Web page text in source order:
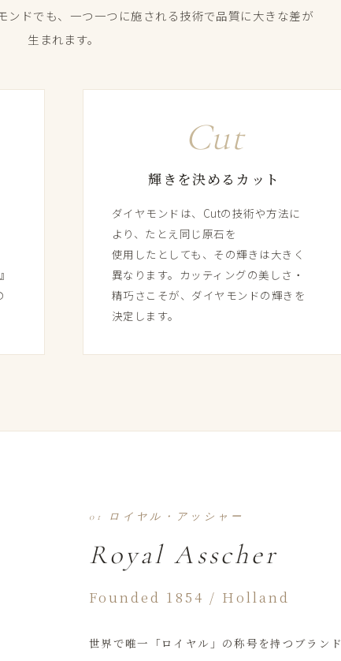
ンドでも、​一つ​一つに​施される​技術で​品質に​大きな​差が​
生まれます。
Cut
輝きを​決める​カット
ダイヤモンドは、​Cutの​技術や​方​法に​
より、​たとえ同じ​原石を​
使用したとしても、​その​輝きは​大きく​
異なります。​カッティングの​美しさ・​
精巧さこそが、​ダイヤモンドの​輝きを​
決定します。
01 ロイヤル・アッシャー
Royal Asscher
Founded 1854 / Holland
世界で​唯一​「ロイヤル」の​称号を​持つブランド